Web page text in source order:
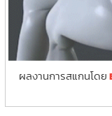
ผลงานการสแกนโดย